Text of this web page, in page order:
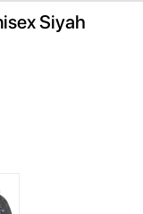
Siyah